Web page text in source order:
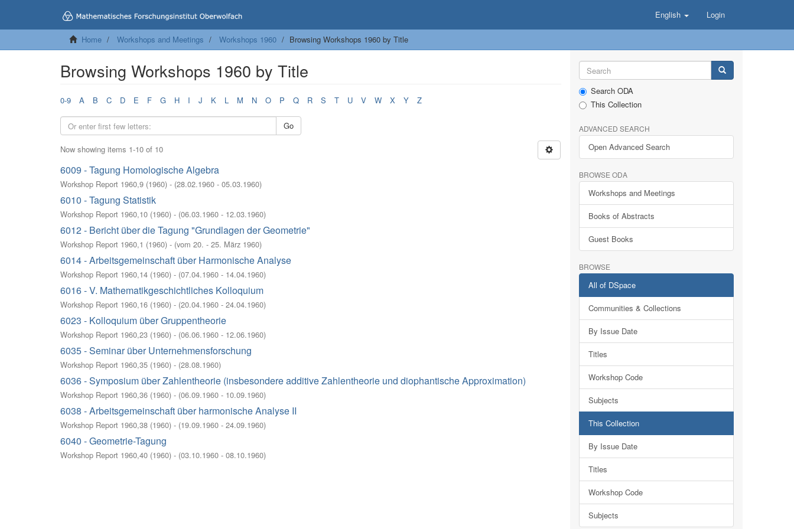
English Login
Home Workshops and Meetings Workshops 1960 Browsing Workshops 1960 by Title
Browsing Workshops 1960 by Title
0-9 A B C D E F G H I J K L M N O P Q R S T U V W X Y Z
Go
Now showing items 1-10 of 10
6009 - Tagung Homologische Algebra
Workshop Report 1960,9 (1960) - (28.02.1960 - 05.03.1960)
6010 - Tagung Statistik
Workshop Report 1960,10 (1960) - (06.03.1960 - 12.03.1960)
6012 - Bericht über die Tagung "Grundlagen der Geometrie"
Workshop Report 1960,1 (1960) - (vom 20. - 25. März 1960)
6014 - Arbeitsgemeinschaft über Harmonische Analyse
Workshop Report 1960,14 (1960) - (07.04.1960 - 14.04.1960)
6016 - V. Mathematikgeschichtliches Kolloquium
Workshop Report 1960,16 (1960) - (20.04.1960 - 24.04.1960)
6023 - Kolloquium über Gruppentheorie
Workshop Report 1960,23 (1960) - (06.06.1960 - 12.06.1960)
6035 - Seminar über Unternehmensforschung
Workshop Report 1960,35 (1960) - (28.08.1960)
6036 - Symposium über Zahlentheorie (insbesondere additive Zahlentheorie und diophantische Approximation)
Workshop Report 1960,36 (1960) - (06.09.1960 - 10.09.1960)
6038 - Arbeitsgemeinschaft über harmonische Analyse II
Workshop Report 1960,38 (1960) - (19.09.1960 - 24.09.1960)
6040 - Geometrie-Tagung
Workshop Report 1960,40 (1960) - (03.10.1960 - 08.10.1960)
Search ODA
This Collection
ADVANCED SEARCH
Open Advanced Search
BROWSE ODA
Workshops and Meetings
Books of Abstracts
Guest Books
BROWSE
All of DSpace
Communities & Collections
By Issue Date
Titles
Workshop Code
Subjects
This Collection
By Issue Date
Titles
Workshop Code
Subjects